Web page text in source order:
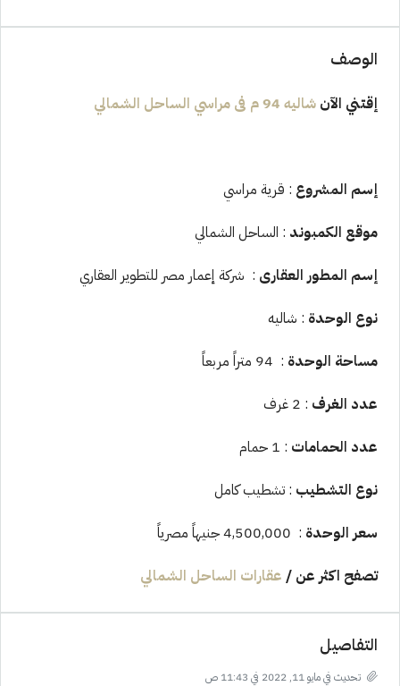
الوصف
إقتني الآن شاليه م فى مراسي الساحل الشمالي
إسم المشروع : قرية مراسي
موقع الكمبوند : الساحل الشمالي
إسم المطور العقارى : شركة إعمار مصر للتطوير العقاري
نوع الوحدة : شاليه
مساحة الوحدة : 94 متراً مربعاً
عدد الغرف : 2 غرف
عدد الحمامات : 1 حمام
نوع التشطيب : تشطيب كامل
سعر الوحدة : 4,500,000 جنيهاً مصرياً
تصفح اكثر عن / عقارات الساحل الشمالي
التفاصيل
تحديث في مايو 11, 2022 في 11:43 ص